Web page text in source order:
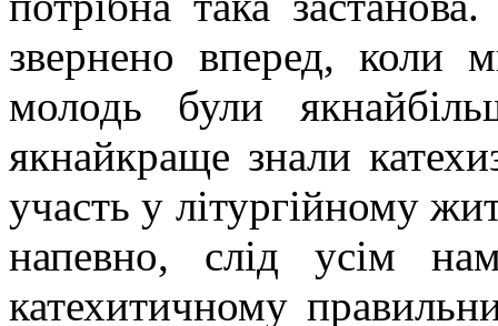
звернено вперед, коли
молодь були
якнайкраще знали
участь у літургійному
напевно, слід усім
катехитичному